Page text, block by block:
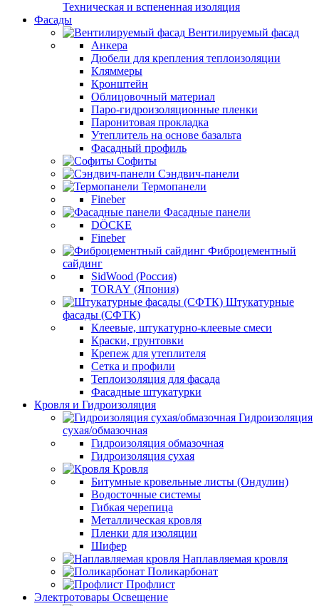
Техническая и вспененная изоляция
Фасады
Вентилируемый фасад
Анкера
Дюбели для крепления теплоизоляции
Кляммеры
Кронштейн
Облицовочный материал
Паро-гидроизоляционные пленки
Паронитовая прокладка
Утеплитель на основе базальта
Фасадный профиль
Софиты
Сэндвич-панели
Термопанели
Fineber
Фасадные панели
DÖCKE
Fineber
Фиброцементный
сайдинг
SidWood (Россия)
TORAY (Япония)
Штукатурные
фасады (СФТК)
Клеевые, штукатурно-клеевые смеси
Краски, грунтовки
Крепеж для утеплителя
Сетка и профили
Теплоизоляция для фасада
Фасадные штукатурки
Кровля и Гидроизоляция
Гидроизоляция
сухая/обмазочная
Гидроизоляция обмазочная
Гидроизоляция сухая
Кровля
Битумные кровельные листы (Ондулин)
Водосточные системы
Гибкая черепица
Металлическая кровля
Пленки для изоляции
Шифер
Наплавляемая кровля
Поликарбонат
Профлист
Электротовары Освещение